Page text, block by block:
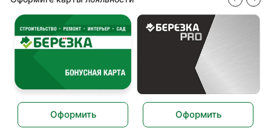
Оформить Оформить